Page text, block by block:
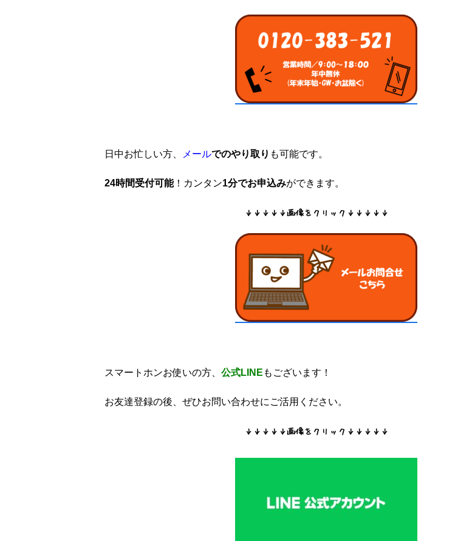
日中お忙しい方、 メールでのやり取り も可能です。
24時間受付可能！カンタン1分でお申込みができます。
↓↓↓↓↓画像をクリック↓↓↓↓↓
スマートホンお使いの方、 公式LINE もございます！
お友達登録の後、ぜひお問い合わせにご活用ください。
↓↓↓↓↓画像をクリック↓↓↓↓↓